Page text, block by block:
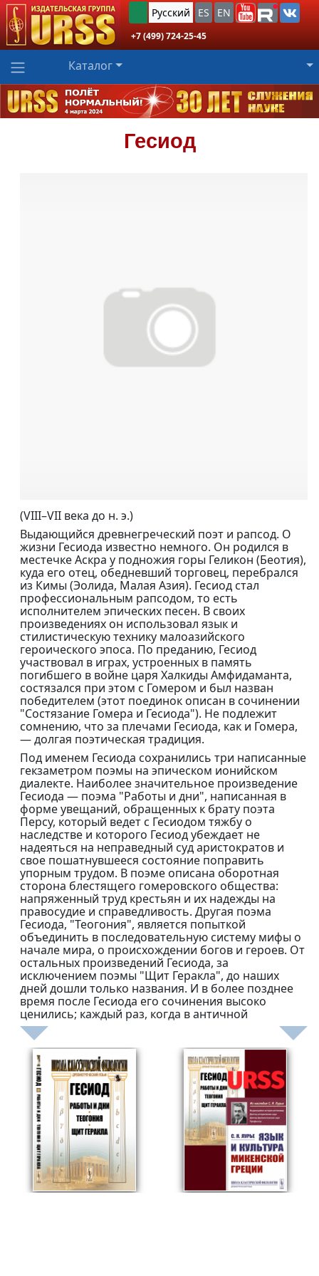
Русский ES EN
+7 (499) 724-25-45
Каталог
Гесиод
(VIII–VII века до н. э.)
Выдающийся древнегреческий поэт и рапсод. О
жизни Гесиода известно немного. Он родился в
местечке Аскра у подножия горы Геликон (Беотия),
куда его отец, обедневший торговец, перебрался
из Кимы (Эолида, Малая Азия). Гесиод стал
профессиональным рапсодом, то есть
исполнителем эпических песен. В своих
произведениях он использовал язык и
стилистическую технику малоазийского
героического эпоса. По преданию, Гесиод
участвовал в играх, устроенных в память
погибшего в войне царя Халкиды Амфидаманта,
состязался при этом с Гомером и был назван
победителем (этот поединок описан в сочинении
"Состязание Гомера и Гесиода"). Не подлежит
сомнению, что за плечами Гесиода, как и Гомера,
— долгая поэтическая традиция.
Под именем Гесиода сохранились три написанные
гекзаметром поэмы на эпическом ионийском
диалекте. Наиболее значительное произведение
Гесиода — поэма "Работы и дни", написанная в
форме увещаний, обращенных к брату поэта
Персу, который ведет с Гесиодом тяжбу о
наследстве и которого Гесиод убеждает не
надеяться на неправедный суд аристократов и
свое пошатнувшееся состояние поправить
упорным трудом. В поэме описана оборотная
сторона блестящего гомеровского общества:
напряженный труд крестьян и их надежды на
правосудие и справедливость. Другая поэма
Гесиода, "Теогония", является попыткой
объединить в последовательную систему мифы о
начале мира, о происхождении богов и героев. От
остальных произведений Гесиода, за
исключением поэмы "Щит Геракла", до наших
дней дошли только названия. И в более позднее
время после Гесиода его сочинения высоко
ценились; каждый раз, когда в античной
литературе возрождался дидактический эпос, он
стремился связать себя с традициями поэзии
Гесиода.
829₽ 1679₽